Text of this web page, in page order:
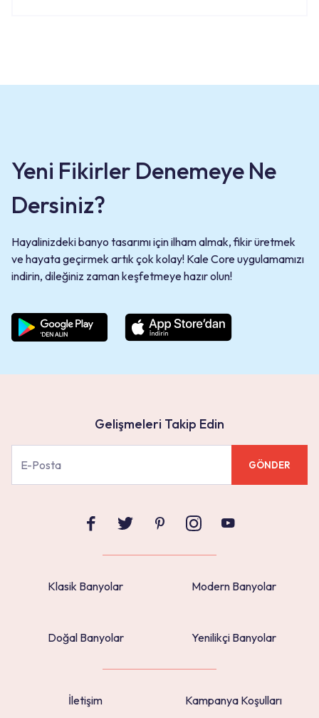
Yeni Fikirler Denemeye Ne
Dersiniz?
Hayalinizdeki banyo tasarımı için ilham almak, fikir üretmek
ve hayata geçirmek artık çok kolay! Kale Core uygulamamızı
indirin, dileğiniz zaman keşfetmeye hazır olun!
İletişim Kampanya Koşulları
Klasik Banyolar Modern Banyolar
Doğal Banyolar Yenilikçi Banyolar
Gelişmeleri Takip Edin
GÖNDER